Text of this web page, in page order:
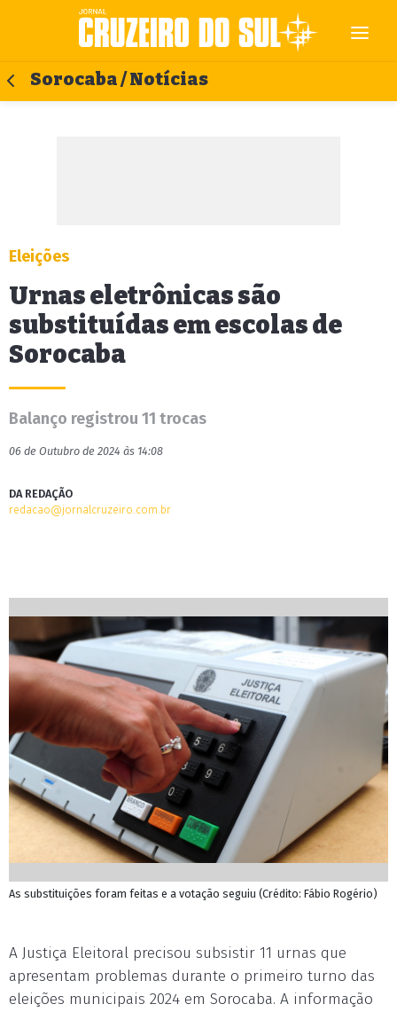
Sorocaba / Notícias
Eleições
Urnas eletrônicas são
substituídas em escolas de
Sorocaba
Balanço registrou 11 trocas
06 de Outubro de 2024 às 14:08
DA REDAÇÃO
redacao@jornalcruzeiro.com.br
As substituições foram feitas e a votação seguiu (Crédito: Fábio Rogério)
A Justiça Eleitoral precisou subsistir 11 urnas que
apresentam problemas durante o primeiro turno das
eleições municipais 2024 em Sorocaba. A informação